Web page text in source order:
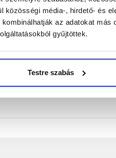
közösségi média-, hirdető- és
az adatokat
gyűjtöttek.
Testre szabás
a termékeink színének a
nem tükrözik 100%-ban